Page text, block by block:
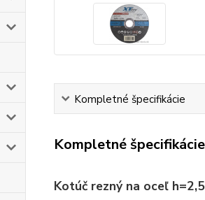
Kompletné špecifikácie
Kompletné špecifikácie
Kotúč rezný na oceľ